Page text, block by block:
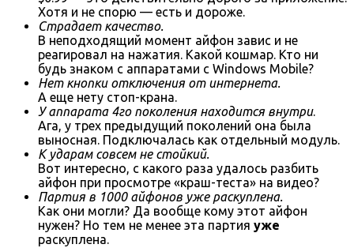
Хотя и не спорю — есть и дороже.
Страдает качество.
В неподходящий момент айфон завис и не
реагировал на нажатия. Какой кошмар. Кто ни
будь знаком с аппаратами с Windows Mobile?
Нет кнопки отключения от интернета.
А еще нету стоп-крана.
У аппарата 4го поколения находится внутри.
Ага, у трех предыдущий поколений она была
выносная. Подключалась как отдельный модуль.
К ударам совсем не стойкий.
Вот интересно, с какого раза удалось разбить
айфон при просмотре «краш-теста» на видео?
Партия в 1000 айфонов уже раскуплена.
Как они могли? Да вообще кому этот айфон
нужен? Но тем не менее эта партия уже
раскуплена.